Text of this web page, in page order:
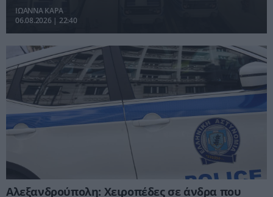
ΙΩΑΝΝΑ ΚΑΡΑ
06.08.2026 | 22:40
Αλεξανδρούπολη: Χειροπέδες σε άνδρα που